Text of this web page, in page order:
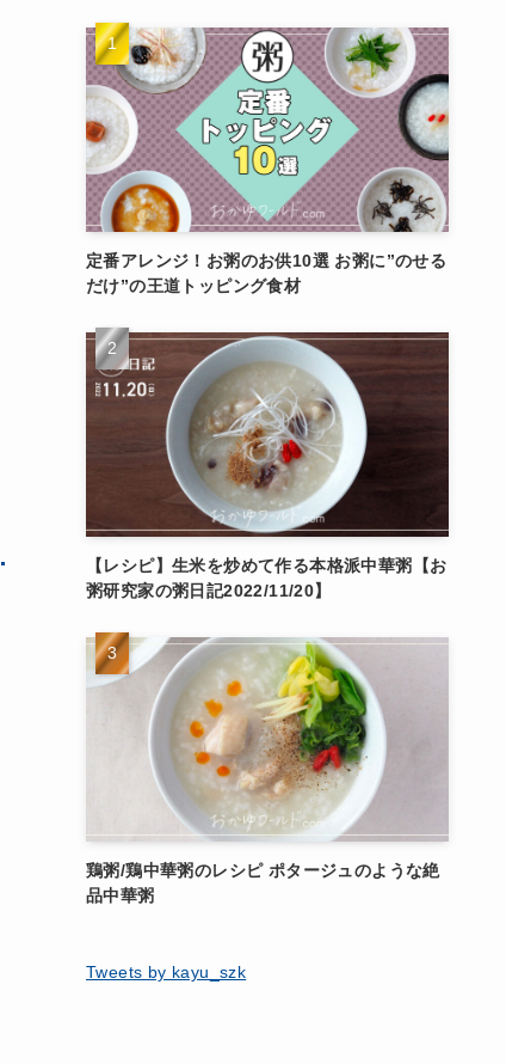
定番アレンジ！お粥のお供10選 お粥に”のせる
だけ”の王道トッピング食材
【レシピ】生米を炒めて作る本格派中華粥【お
粥研究家の粥日記2022/11/20】
鶏粥/鶏中華粥のレシピ ポタージュのような絶
品中華粥
Tweets by kayu_szk